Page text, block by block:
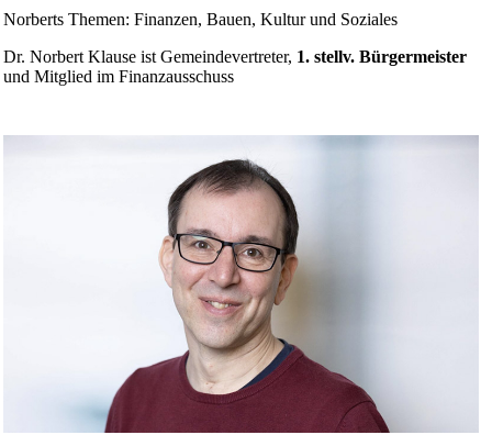
Norberts Themen: Finanzen, Bauen, Kultur und Soziales
Dr. Norbert Klause ist Gemeinde­vertreter, 1. stellv. Bürgermeister
und Mitglied im Finanzausschuss